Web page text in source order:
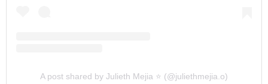
A post shared by Julieth Mejia ⭐️ (@juliethmejia.o)